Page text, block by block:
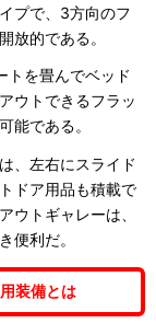
プで、3方向のフ
放的である。
を畳んでベッド
ウトできるフラッ
能である。
、左右にスライド
ドア用品も積載で
ウトギャレーは、
便利だ。
装備とは